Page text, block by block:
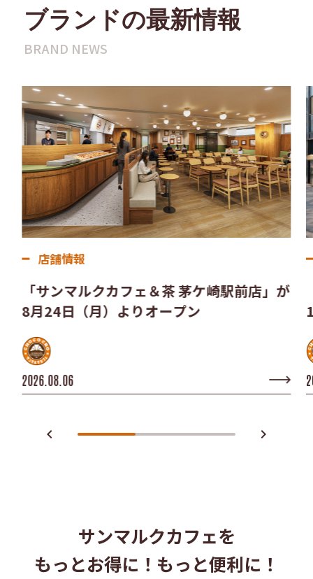
ブランドの最新情報
BRAND NEWS
店舗情報
「サンマルクカフェ＆茶 茅ケ崎駅前店」が
8月24日（月）よりオープン
2026.08.06
navigate_before navigate_next
サンマルクカフェを
もっとお得に！もっと便利に！